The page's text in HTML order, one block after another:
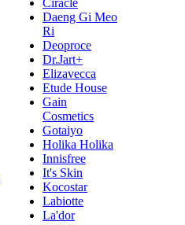
Ciracle
Daeng Gi Meo
Ri
Deoproce
Dr.Jart+
Elizavecca
Etude House
Gain
Cosmetics
Gotaiyo
Holika Holika
Innisfree
It's Skin
Kocostar
Labiotte
La'dor